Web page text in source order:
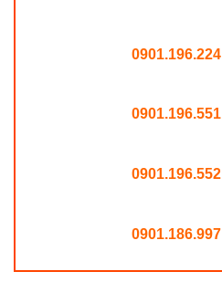
0901.196.224
0901.196.551
0901.196.552
0901.186.997